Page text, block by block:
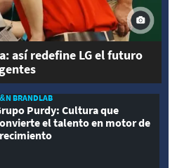
así redefine LG el futuro
BRANDLAB
Purdy: Cultura que
el talento en motor de